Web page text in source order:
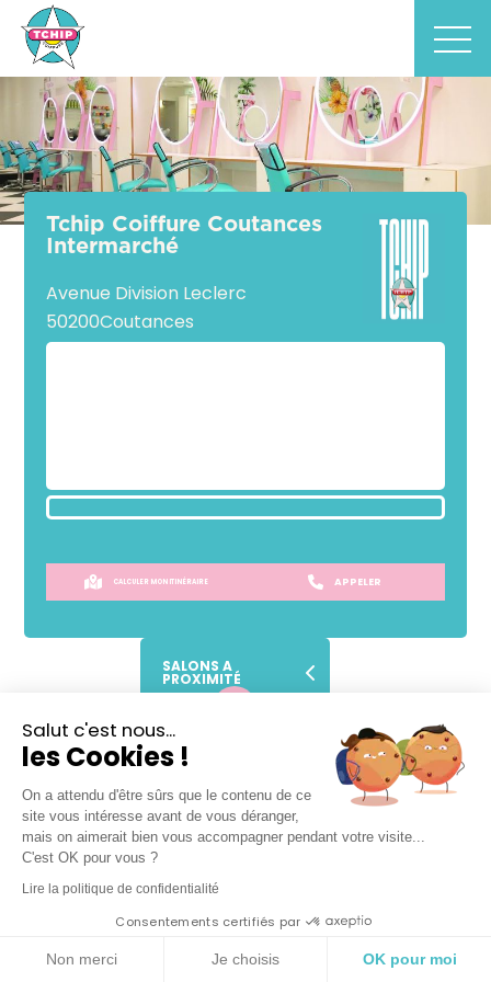
Tchip Coiffure Coutances
Intermarché
Avenue Division Leclerc
50200Coutances
APPELER
CALCULER MON ITINÉRAIRE
SALONS A
PROXIMITÉ
SANS
RENDEZ-VOUS !
Prendre place dans la file d'attente
Lundi
Mercredi
09h-19h
Salut c'est nous...
les Cookies !
On a attendu d'être sûrs que le contenu de ce
site vous intéresse avant de vous déranger,
mais on aimerait bien vous accompagner pendant votre visite...
C'est OK pour vous ?
Lire la politique de confidentialité
Consentements certifiés par
Non merci Je choisis OK pour moi